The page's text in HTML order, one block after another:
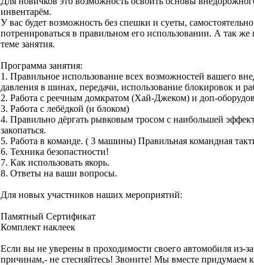
инвентарём.
У вас будет возможность без спешки и суеты,
потренироваться в правильном его использовании. А так
теме занятия.
Программа занятия:
1. Правильное использование всех возможностей вашего
давления в шинах, передачи, использование блокировок и
2. Работа с реечным домкратом (Хай-Джеком) и доп-
3. Работа с лебёдкой (и блоком)
4. Правильно дёргать рывковым тросом с наибольшей
закопаться.
5. Работа в команде. ( 3 машины) Правильная командная
6. Техника безопастности!
7. Как использовать якорь.
8. Ответы на ваши вопросы.
Для новых участников наших мероприятий:
Памятный Сертификат
Комплект наклеек
Если вы не уверены в проходимости своего автомобиля из-
причинам,- не стесняйтесь! Звоните! Мы вместе придумаем